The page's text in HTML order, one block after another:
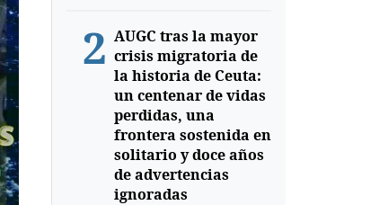
2 AUGC tras la mayor
crisis migratoria de
la historia de Ceuta:
un centenar de vidas
perdidas, una
frontera sostenida en
solitario y doce años
de advertencias
ignoradas